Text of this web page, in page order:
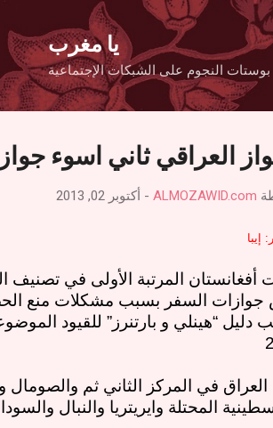
يا مغرب
بوستات النجوم على الشبكات الإجتماعية
العراقي ثاني اسوء
ALMOZAWID.com
- أكتوبر 02, 2013
إيبا
أفغانستان المرتبة الأولى في تصنيف
السفر بسبب مشكلات منع
دليل “هينلي و بارتنرز” للقيود
العراق في المركز الثاني ثم والصومال
المحتلة وايريتريا والنبال